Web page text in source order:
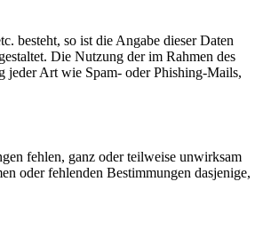
besteht, so ist die Angabe dieser Daten
Die Nutzung der im Rahmen des
jeder Art wie Spam- oder Phishing-Mails,
fehlen, ganz oder teilweise unwirksam
oder fehlenden Bestimmungen dasjenige,